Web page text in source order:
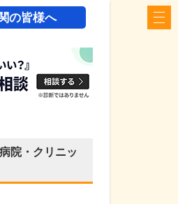
の皆様へ
院・クリニッ